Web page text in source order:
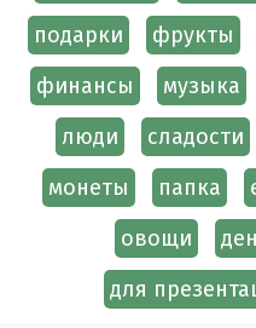
подарки
фрукты
финансы
музыка
люди
сладости
монеты
папка
овощи
для